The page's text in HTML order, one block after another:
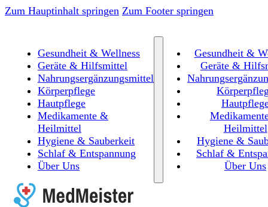
Zum Hauptinhalt springen Zum Footer springen
Gesundheit & Wellness
Geräte & Hilfsmittel
Nahrungsergänzungsmittel
Körperpflege
Hautpflege
Medikamente &
Heilmittel
Hygiene & Sauberkeit
Schlaf & Entspannung
Über Uns
Gesundheit &
Geräte &
Heilmittel
Hygiene &
Schlaf &
Über Uns